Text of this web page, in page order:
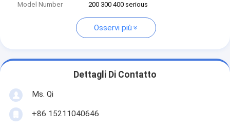
Model Number 200 300 400 serious
Osservi più
Dettagli Di Contatto
Ms. Qi
+86 15211040646